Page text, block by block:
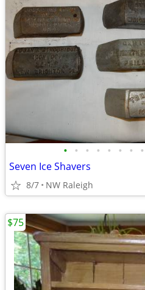
• • • • • • • •
Seven Ice Shavers
8/7 NW Raleigh
$75